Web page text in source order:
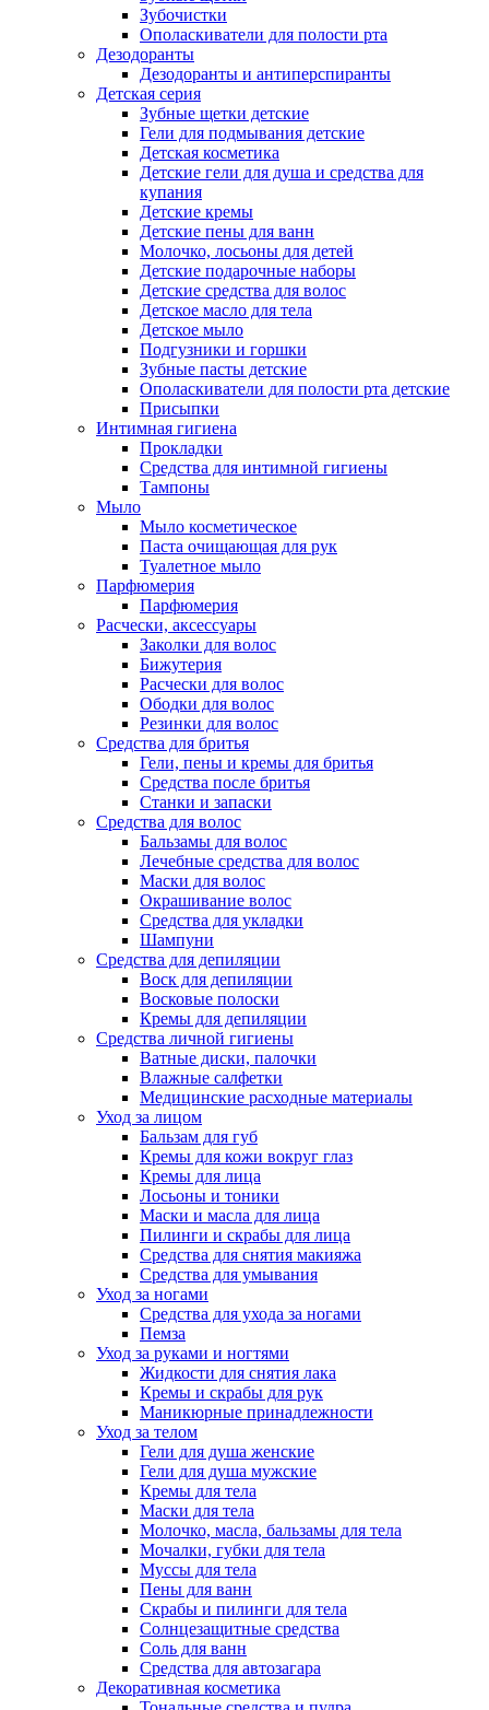
Зубочистки
Ополаскиватели для полости рта
Дезодоранты
Дезодоранты и антиперспиранты
Детская серия
Зубные щетки детские
Гели для подмывания детские
Детская косметика
Детские гели для душа и средства для
купания
Детские кремы
Детские пены для ванн
Молочко, лосьоны для детей
Детские подарочные наборы
Детские средства для волос
Детское масло для тела
Детское мыло
Подгузники и горшки
Зубные пасты детские
Ополаскиватели для полости рта детские
Присыпки
Интимная гигиена
Прокладки
Средства для интимной гигиены
Тампоны
Мыло
Мыло косметическое
Паста очищающая для рук
Туалетное мыло
Парфюмерия
Парфюмерия
Расчески, аксессуары
Заколки для волос
Бижутерия
Расчески для волос
Ободки для волос
Резинки для волос
Средства для бритья
Гели, пены и кремы для бритья
Средства после бритья
Станки и запаски
Средства для волос
Бальзамы для волос
Лечебные средства для волос
Маски для волос
Окрашивание волос
Средства для укладки
Шампуни
Средства для депиляции
Воск для депиляции
Восковые полоски
Кремы для депиляции
Средства личной гигиены
Ватные диски, палочки
Влажные салфетки
Медицинские расходные материалы
Уход за лицом
Бальзам для губ
Кремы для кожи вокруг глаз
Кремы для лица
Лосьоны и тоники
Маски и масла для лица
Пилинги и скрабы для лица
Средства для снятия макияжа
Средства для умывания
Уход за ногами
Средства для ухода за ногами
Пемза
Уход за руками и ногтями
Жидкости для снятия лака
Кремы и скрабы для рук
Маникюрные принадлежности
Уход за телом
Гели для душа женские
Гели для душа мужские
Кремы для тела
Маски для тела
Молочко, масла, бальзамы для тела
Мочалки, губки для тела
Муссы для тела
Пены для ванн
Скрабы и пилинги для тела
Солнцезащитные средства
Соль для ванн
Средства для автозагара
Декоративная косметика